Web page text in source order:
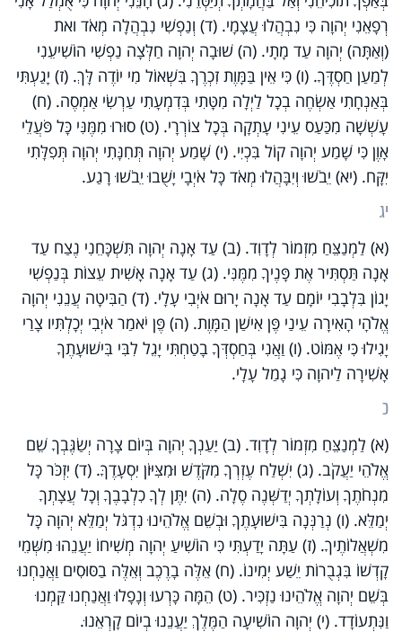
רְפָאֵנִי יְהוָה כִּי נִבְהֲלוּ עֲצָמָי. (ד) וְנַפְשִׁי נִבְהֲלָה מְאֹד ואת
(וְאַתָּה) יְהוָה עַד מָתָי. (ה) שׁוּבָה יְהוָה חַלְּצָה נַפְשִׁי הוֹשִׁיעֵנִי
לְמַעַן חַסְדֶּךָ. (ו) כִּי אֵין בַּמָּוֶת זִכְרֶךָ בִּשְׁאוֹל מִי יוֹדֶה לָּךְ. (ז) יָגַעְתִּי
בְּאַנְחָתִי אַשְׂחֶה בְכָל לַיְלָה מִטָּתִי בְּדִמְעָתִי עַרְשִׂי אַמְסֶה. (ח)
עָשְׁשָׁה מִכַּעַס עֵינִי עָתְקָה בְּכָל צוֹרְרָי. (ט) סוּרוּ מִמֶּנִּי כָּל פֹּעֲלֵי
אָוֶן כִּי שָׁמַע יְהוָה קוֹל בִּכְיִי. (י) שָׁמַע יְהוָה תְּחִנָּתִי יְהוָה תְּפִלָּתִי
יִקָּח. (יא) יֵבֹשׁוּ וְיִבָּהֲלוּ מְאֹד כָּל אֹיְבָי יָשֻׁבוּ יֵבֹשׁוּ רָגַע.
יג
(א) לַמְנַצֵּחַ מִזְמוֹר לְדָוִד. (ב) עַד אָנָה יְהוָה תִּשְׁכָּחֵנִי נֶצַח עַד
אָנָה תַּסְתִּיר אֶת פָּנֶיךָ מִמֶּנִּי. (ג) עַד אָנָה אָשִׁית עֵצוֹת בְּנַפְשִׁי
יָגוֹן בִּלְבָבִי יוֹמָם עַד אָנָה יָרוּם אֹיְבִי עָלָי. (ד) הַבִּיטָה עֲנֵנִי יְהוָה
אֱלֹהָי הָאִירָה עֵינַי פֶּן אִישַׁן הַמָּוֶת. (ה) פֶּן יֹאמַר אֹיְבִי יְכָלְתִּיו צָרַי
יָגִילוּ כִּי אֶמּוֹט. (ו) וַאֲנִי בְּחַסְדְּךָ בָטַחְתִּי יָגֵל לִבִּי בִּישׁוּעָתֶךָ
אָשִׁירָה לַיהוָה כִּי גָמַל עָלָי.
כ
(א) לַמְנַצֵּחַ מִזְמוֹר לְדָוִד. (ב) יַעַנְךָ יְהוָה בְּיוֹם צָרָה יְשַׂגֶּבְךָ שֵׁם
אֱלֹהֵי יַעֲקֹב. (ג) יִשְׁלַח עֶזְרְךָ מִקֹּדֶשׁ וּמִצִּיּוֹן יִסְעָדֶךָּ. (ד) יִזְכֹּר כָּל
מִנְחֹתֶךָ וְעוֹלָתְךָ יְדַשְּׁנֶה סֶלָה. (ה) יִתֶּן לְךָ כִלְבָבֶךָ וְכָל עֲצָתְךָ
יְמַלֵּא. (ו) נְרַנְּנָה בִּישׁוּעָתֶךָ וּבְשֵׁם אֱלֹהֵינוּ נִדְגֹּל יְמַלֵּא יְהוָה כָּל
מִשְׁאֲלוֹתֶיךָ. (ז) עַתָּה יָדַעְתִּי כִּי הוֹשִׁיעַ יְהוָה מְשִׁיחוֹ יַעֲנֵהוּ מִשְּׁמֵי
קָדְשׁוֹ בִּגְבֻרוֹת יֵשַׁע יְמִינוֹ. (ח) אֵלֶּה בָרֶכֶב וְאֵלֶּה בַסּוּסִים וַאֲנַחְנוּ
בְּשֵׁם יְהוָה אֱלֹהֵינוּ נַזְכִּיר. (ט) הֵמָּה כָּרְעוּ וְנָפָלוּ וַאֲנַחְנוּ קַּמְנוּ
וַנִּתְעוֹדָד. (י) יְהוָה הוֹשִׁיעָה הַמֶּלֶךְ יַעֲנֵנוּ בְיוֹם קָרְאֵנוּ.